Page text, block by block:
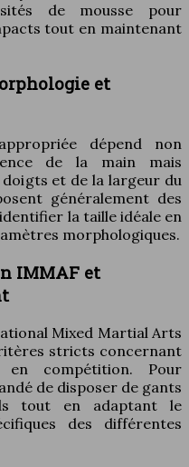
de mousse pour
tout en maintenant
et
dépend non
de la main mais
et de la largeur du
généralement des
la taille idéale en
morphologiques.
IMMAF et
Mixed Martial Arts
stricts concernant
en compétition. Pour
de disposer de gants
tout en adaptant le
des différentes